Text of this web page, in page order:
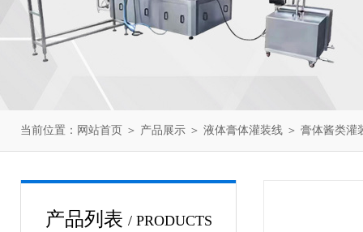
当前位置： 网站首页 ＞ 产品展示 ＞ 液体膏体灌装线 ＞ 膏体酱类灌
产品列表 / PRODUCTS